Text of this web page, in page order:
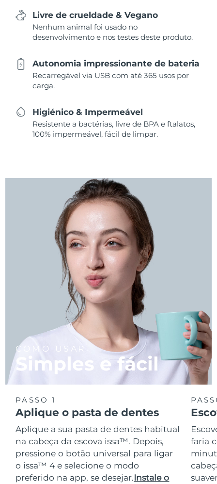
Livre de crueldade & Vegano
Nenhum animal foi usado no
desenvolvimento e nos testes deste produto.
Autonomia impressionante de bateria
Recarregável via USB com até 365 usos por
carga.
Higiénico & Impermeável
Resistente a bactérias, livre de BPA e ftalatos,
100% impermeável, fácil de limpar.
COMO USAR
Simples e fácil
PASSO 1
Aplique o pasta de dentes
Aplique a sua pasta de dentes habitual
na cabeça da escova issa™. Depois,
pressione o botão universal para ligar
o issa™ 4 e selecione o modo
preferido na app, se desejar.Instale o
faria